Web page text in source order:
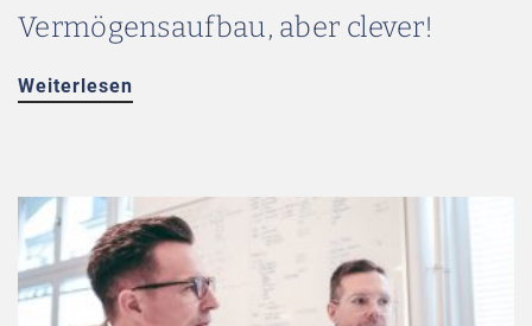
Vermögensaufbau, aber clever!
Weiterlesen